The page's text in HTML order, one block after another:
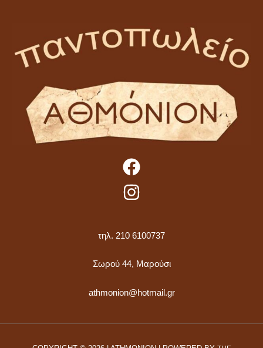
τηλ. 210 6100737
Σωρού 44, Μαρούσι
athmonion@hotmail.gr